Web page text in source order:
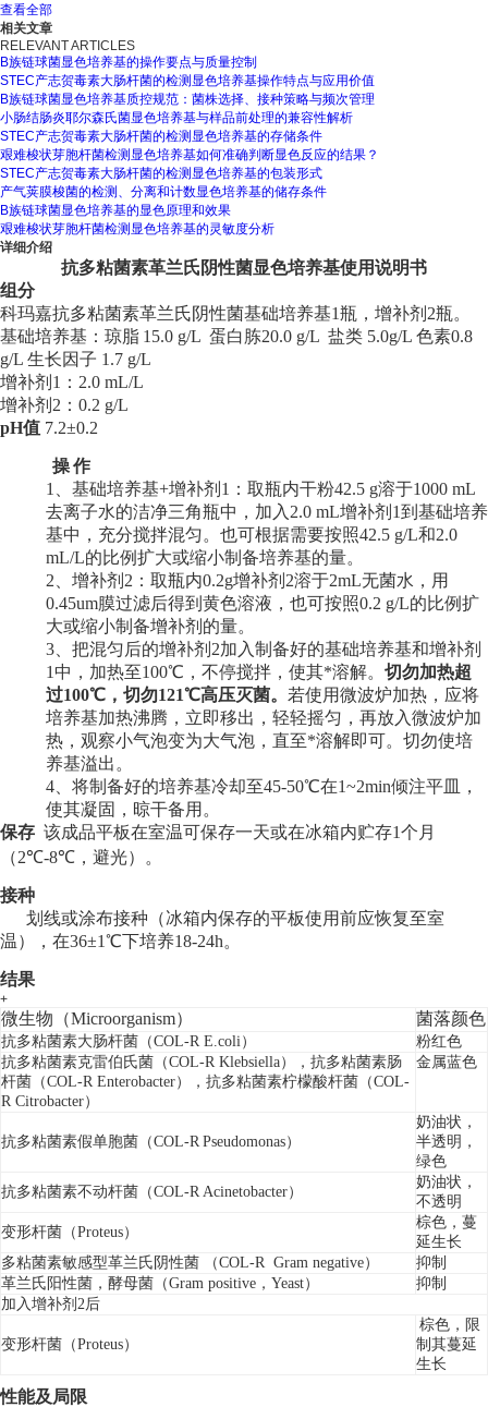
查看全部
相关文章
RELEVANT ARTICLES
B族链球菌显色培养基的操作要点与质量控制
STEC产志贺毒素大肠杆菌的检测显色培养基操作特点与应用价值
B族链球菌显色培养基质控规范：菌株选择、接种策略与频次管理
小肠结肠炎耶尔森氏菌显色培养基与样品前处理的兼容性解析
STEC产志贺毒素大肠杆菌的检测显色培养基的存储条件
艰难梭状芽胞杆菌检测显色培养基如何准确判断显色反应的结果？
STEC产志贺毒素大肠杆菌的检测显色培养基的包装形式
产气荚膜梭菌的检测、分离和计数显色培养基的储存条件
B族链球菌显色培养基的显色原理和效果
艰难梭状芽胞杆菌检测显色培养基的灵敏度分析
详细介绍
抗多粘菌素革兰氏阴性菌显色培养基使用说明书
组分
科玛嘉抗多粘菌素革兰氏阴性菌基础培养基1瓶 ， 增补剂 2瓶。
基础培养基：琼脂 15.0 g/L 蛋白胨20.0 g/L 盐类 5.0g/L 色素0.8
g/L 生长因子 1.7 g/L
增补剂 1 ：2.0 mL/L
增补剂 2：0.2 g/L
pH值 7.2±0.2
操作
1、基础培养基+增补剂1 ：取瓶内干粉42.5 g溶于1000 mL
去离子水的洁净三角瓶中， 加入 2.0 mL增补剂1到基础培养
基中，充分搅拌混匀。也可根据需要按照42.5 g/L和2.0
mL/L的比例扩大或缩小制备培养基的量。
2、增补剂 2 ：取瓶内0.2g增补剂2溶于2mL无菌水 ， 用
0.45um膜过滤后得到黄色溶液， 也可按照0.2 g/L的比例扩
大或缩小制备增补剂的量。
3、把混匀后的增补剂 2加入制备好的基础培养基和增补剂
1 中， 加热至100℃，不停搅拌，使其*溶解。 切勿加热超
过100℃，切勿121℃高压灭菌。 若使用微波炉加热，应将
培养基加热沸腾，立即移出，轻轻摇匀，再放入微波炉加
热，观察小气泡变为大气泡，直至*溶解即可。切勿使培
养基溢出。
4、将制备好的培养基冷却至45-50℃在1~2min倾注平皿，
使其凝固，晾干备用。
保存 该成品平板在室温可保存一天或在冰箱内贮存1个月
（2℃-8℃ ，避光）。
接种
划线或涂布接种（冰箱内保存的平板使用前应恢复至室
温），在36±1℃下培养18-24h。
结果
+
微生物（Microorganism） 菌落颜色
抗多粘菌素大肠杆菌（COL-R E.coli）
粉红色
抗多粘菌素克雷伯氏菌（COL-RKlebsiella），抗多粘菌素肠
杆菌（COL-REnterobacter），抗多粘菌素柠檬酸杆菌（COL-
RCitrobacter）
金属蓝色
抗多粘菌素假单胞菌（COL-R Pseudomonas）
奶油状 ，
半透明，
绿色
抗多粘菌素不动杆菌（COL-R Acinetobacter）
奶油状 ，
不透明
变形杆菌（Proteus）
棕色，蔓
延生长
多粘菌素敏感型革兰氏阴性菌 （COL-R Gram negative）
抑制
革兰氏 阳性菌 ， 酵母菌（Gram positive ，Yeast）
抑制
加入增补剂 2后
变形杆菌（Proteus）
棕色， 限
制其蔓延
生长
性能及局限